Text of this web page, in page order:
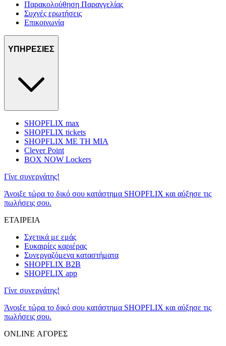
Παρακολούθηση Παραγγελίας
Συχνές ερωτήσεις
Επικοινωνία
ΥΠΗΡΕΣΙΕΣ
SHOPFLIX max
SHOPFLIX tickets
SHOPFLIX ΜΕ ΤΗ ΜΙΑ
Clever Point
BOX NOW Lockers
Γίνε συνεργάτης!
Άνοιξε τώρα το δικό σου κατάστημα SHOPFLIX και αύξησε τις
πωλήσεις σου.
ΕΤΑΙΡΕΙΑ
Σχετικά με εμάς
Ευκαιρίες καριέρας
Συνεργαζόμενα καταστήματα
SHOPFLIX B2B
SHOPFLIX app
Γίνε συνεργάτης!
Άνοιξε τώρα το δικό σου κατάστημα SHOPFLIX και αύξησε τις
πωλήσεις σου.
ONLINE ΑΓΟΡΕΣ